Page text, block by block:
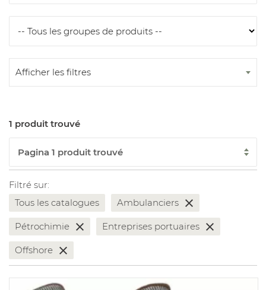
Afficher les filtres
1 produit trouvé
Filtré sur:
Tous les catalogues
Ambulanciers
Pétrochimie Entreprises portuaires
Offshore